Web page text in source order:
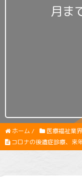
月ま
ホーム / 医療福祉業
コロナの後遺症診療、来